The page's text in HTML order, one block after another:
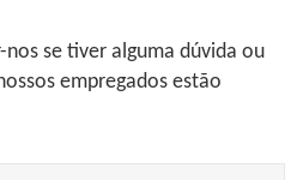
se tiver alguma dúvida ou
empregados estão